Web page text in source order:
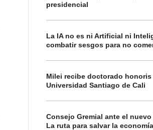
presidencial
La IA no es ni Artificial ni
combatir sesgos para no
Milei recibe doctorado honoris
Universidad Santiago de Cali
Consejo Gremial ante el
La ruta para salvar la economía